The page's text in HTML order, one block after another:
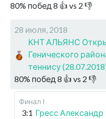
80% побед 8 👍 vs 2 👎
28 июля, 2018
КНТ АЛЬЯНС
Генического
теннису
80% побед 8 👍 vs 2 👎
Финал I
3:1 Гресс Александр